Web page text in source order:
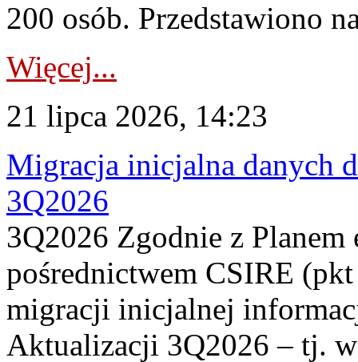
200 osób. Przedstawiono
Więcej...
21 lipca 2026, 14:23
Migracja inicjalna danych
3Q2026
3Q2026 Zgodnie z
pośrednictwem CSIRE
migracji inicjalnej
Aktualizacji 3Q2026 – tj.